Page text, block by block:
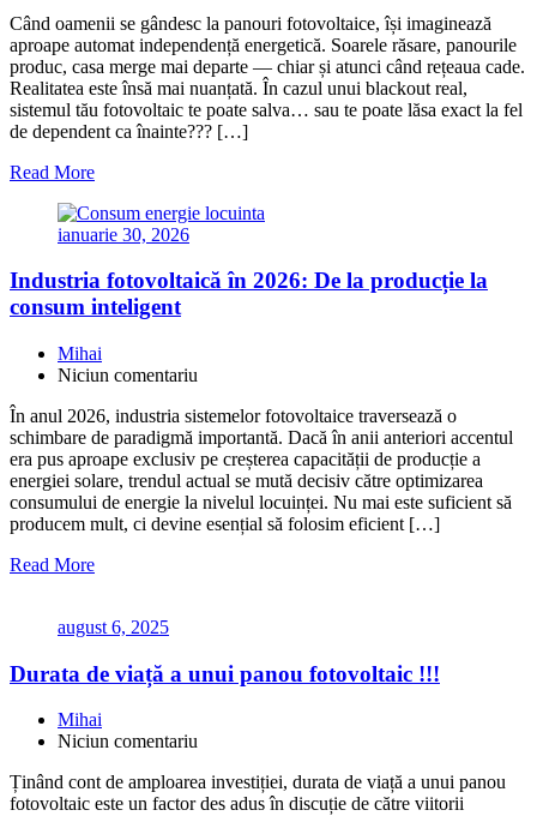
Când oamenii se gândesc la panouri fotovoltaice, își imaginează
aproape automat independență energetică. Soarele răsare, panourile
produc, casa merge mai departe — chiar și atunci când rețeaua cade.
Realitatea este însă mai nuanțată. În cazul unui blackout real,
sistemul tău fotovoltaic te poate salva… sau te poate lăsa exact la fel
de dependent ca înainte??? […]
Read More
ianuarie 30, 2026
Industria fotovoltaică în 2026: De la producție la
consum inteligent
Mihai
Niciun comentariu
În anul 2026, industria sistemelor fotovoltaice traversează o
schimbare de paradigmă importantă. Dacă în anii anteriori accentul
era pus aproape exclusiv pe creșterea capacității de producție a
energiei solare, trendul actual se mută decisiv către optimizarea
consumului de energie la nivelul locuinței. Nu mai este suficient să
producem mult, ci devine esențial să folosim eficient […]
Read More
august 6, 2025
Durata de viață a unui panou fotovoltaic !!!
Mihai
Niciun comentariu
Ținând cont de amploarea investiției, durata de viață a unui panou
fotovoltaic este un factor des adus în discuție de către viitorii